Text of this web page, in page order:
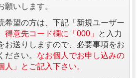
願いします。
望の方は、下記「新規ユーザー
得意先コード欄に「000」
と入力
お送りしますので、必要事項をお
さい。 なお個人でお申し込みの
」とご記入下さい。